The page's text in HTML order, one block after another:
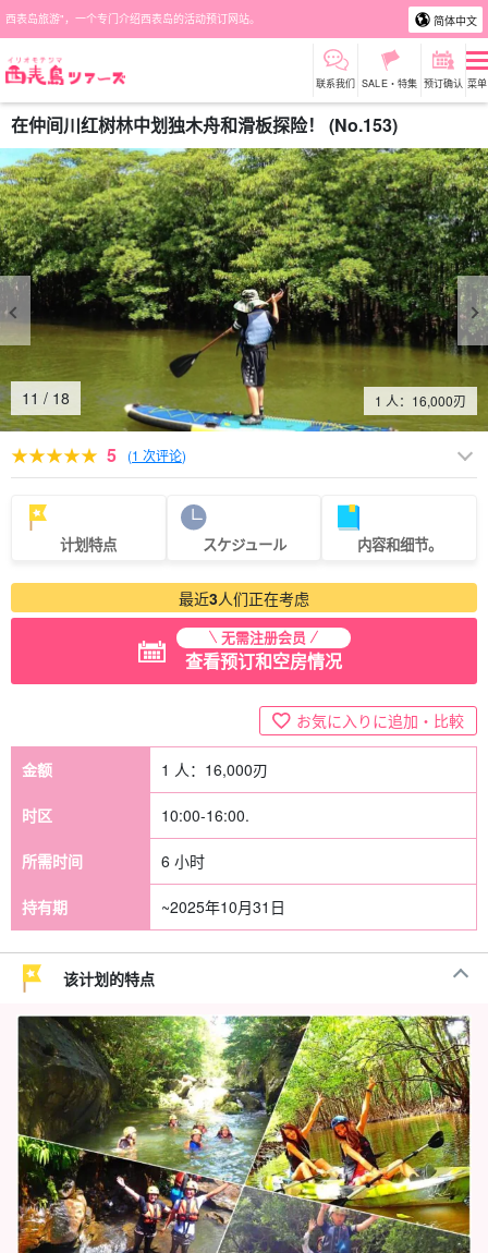
西表岛旅游"，一个专门介绍西表岛的活动预订网站。 简体中文
联系我们 SALE・特集 预订确认 菜单
在仲间川红树林中划独木舟和滑板探险！ (No.153)
11 / 18 1 人： 16,000刃
5 (1 次评论)
计划特点 スケジュール 内容和细节。
最近3人们正在考虑
无需注册会员
查看预订和空房情况
お気に入りに追加・比較
金额 1 人： 16,000刃
时区 10:00-16:00.
所需时间 6 小时
持有期 ~2025年10月31日
该计划的特点